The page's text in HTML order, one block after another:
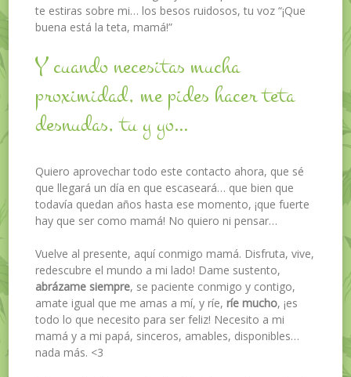
te estiras sobre mi… los besos ruidosos, tu voz “¡Que
buena está la teta, mamá!”
Y cuando necesitas mucha
proximidad, me pides hacer teta
desnudas, tu y yo…
Quiero aprovechar todo este contacto ahora, que sé
que llegará un día en que escaseará… que bien que
todavía quedan años hasta ese momento, ¡que fuerte
hay que ser como mamá! No quiero ni pensar…
Vuelve al presente, aquí conmigo mamá. Disfruta, vive,
redescubre el mundo a mi lado! Dame sustento,
abrázame siempre, se paciente conmigo y contigo,
amate igual que me amas a mí, y ríe, ríe mucho, ¡es
todo lo que necesito para ser feliz! Necesito a mi
mamá y a mi papá, sinceros, amables, disponibles…
nada más. <3